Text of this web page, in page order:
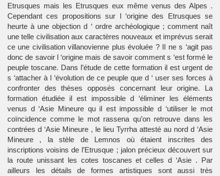
Etrusques mais les Etrusques eux même venus des Alpes .
Cependant ces propositions sur l ‘origine des Etrusques se
heurte à une objection d ‘ ordre archéologique ; comment naît
une telle civilisation aux caractères nouveaux et imprévus serait
ce une civilisation villanovienne plus évoluée ? Il ne s ‘agit pas
donc de savoir l ‘origine mais de savoir comment s ‘est formé le
peuple toscane. Dans l’étude de cette formation il est urgent de
s ‘attacher à l ‘évolution de ce peuple que d ‘ user ses forces à
confronter des thèses opposés concernant leur origine. La
formation étudiée il est impossible d ‘éliminer les éléments
venus d ‘Asie Mineure qu il est impossible d ‘utiliser le mot
coïncidence comme le mot rassena qu’on retrouve dans les
contrées d ‘Asie Mineure , le lieu Tyrrha attesté au nord d ‘Asie
Mineure , la stèle de Lemnos où étaient inscrites des
inscriptions voisins de l’Etrusque ; jalon précieux découvert sur
la route unissant les cotes toscanes et celles d ‘Asie . Par
ailleurs les détails de formes artistiques sont aussi très